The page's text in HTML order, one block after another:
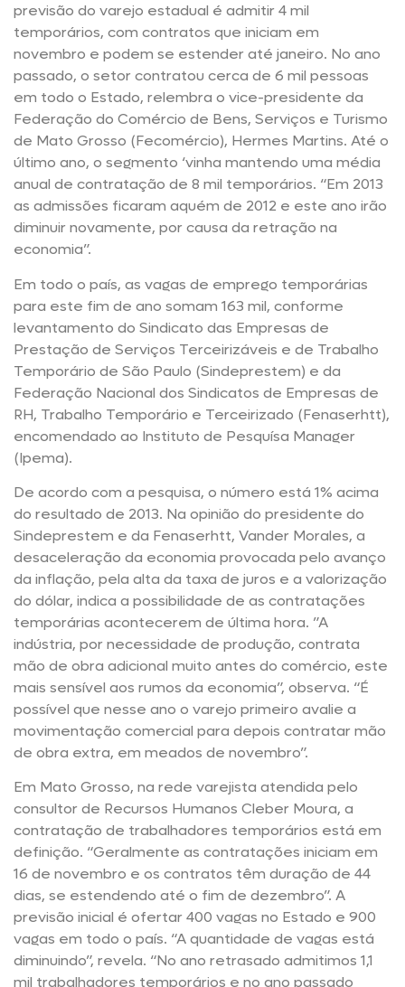
previsão do varejo estadual é admitir 4 mil
temporários, com contratos que iniciam em
novembro e podem se estender até janeiro. No ano
passado, o setor contratou cerca de 6 mil pessoas
em todo o Estado, relembra o vice-presidente da
Federação do Comércio de Bens, Serviços e Turismo
de Mato Grosso (Fecomércio), Hermes Martins. Até o
último ano, o segmento ‘vinha mantendo uma média
anual de contratação de 8 mil temporários. “Em 2013
as admissões ficaram aquém de 2012 e este ano irão
diminuir novamente, por causa da retração na
economia”.
Em todo o país, as vagas de emprego temporárias
para este fim de ano somam 163 mil, conforme
levantamento do Sindicato das Empresas de
Prestação de Serviços Terceirizáveis e de Trabalho
Temporário de São Paulo (Sindeprestem) e da
Federação Nacional dos Sindicatos de Empresas de
RH, Trabalho Temporário e Terceirizado (Fenaserhtt),
encomendado ao Instituto de Pesquísa Manager
(Ipema).
De acordo com a pesquisa, o número está 1% acima
do resultado de 2013. Na opinião do presidente do
Sindeprestem e da Fenaserhtt, Vander Morales, a
desaceleração da economia provocada pelo avanço
da inflação, pela alta da taxa de juros e a valorização
do dólar, indica a possibilidade de as contratações
temporárias acontecerem de última hora. ”A
indústria, por necessidade de produção, contrata
mão de obra adicional muito antes do comércio, este
mais sensível aos rumos da economia”, observa. “É
possível que nesse ano o varejo primeiro avalie a
movimentação comercial para depois contratar mão
de obra extra, em meados de novembro”.
Em Mato Grosso, na rede varejista atendida pelo
consultor de Recursos Humanos Cleber Moura, a
contratação de trabalhadores temporários está em
definição. “Geralmente as contratações iniciam em
16 de novembro e os contratos têm duração de 44
dias, se estendendo até o fim de dezembro”. A
previsão inicial é ofertar 400 vagas no Estado e 900
vagas em todo o país. “A quantidade de vagas está
diminuindo”, revela. “No ano retrasado admitimos 1,1
mil trabalhadores temporários e no ano passado